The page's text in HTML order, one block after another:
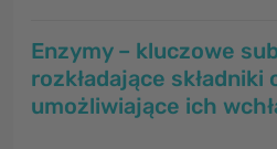
Enzymy – kluczowe
rozkładające składniki
umożliwiające ich